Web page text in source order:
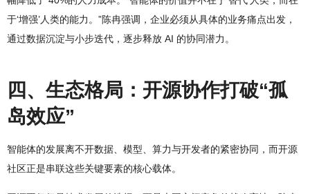
于‘增强’人类的能力。”陈冉强调，企业必须从具体的业务痛点出发，
通过数据沉淀与小步迭代，逐步释放 AI 的协同潜力。
四、生态格局：开源协作打破“孤
岛效应”
智能体的发展离不开数据、模型、算力与开发者的紧密协同，而开源
社区正是串联这些关键要素的核心载体。